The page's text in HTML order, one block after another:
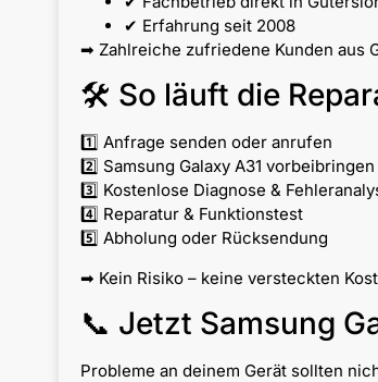
✔ Erfahrung seit 2008
➡ Zahlreiche zufriedene Kunden aus
🛠 So läuft die
1️⃣ Anfrage senden oder anrufen
2️⃣ Samsung Galaxy A31 vorbeibringen
3️⃣ Kostenlose Diagnose &
4️⃣ Reparatur & Funktionstest
5️⃣ Abholung oder Rücksendung
➡ Kein Risiko – keine versteckten
📞 Jetzt Samsung
Probleme an deinem Gerät sollten